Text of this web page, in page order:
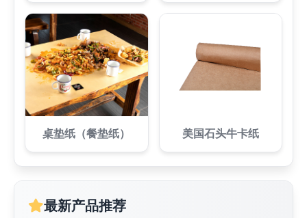
桌垫纸（餐垫纸） 美国石头牛卡纸
最新产品推荐